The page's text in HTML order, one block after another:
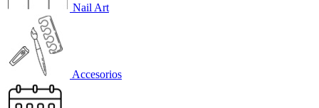
Nail Art
Accesorios